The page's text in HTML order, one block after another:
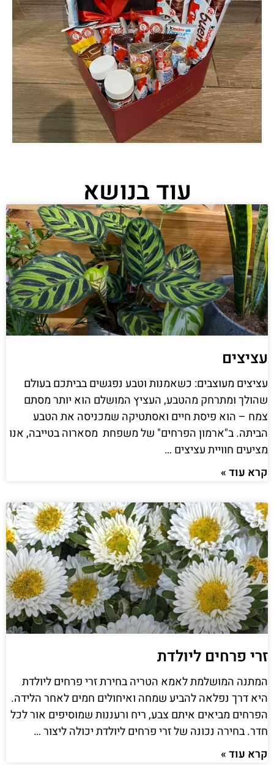
עוד בנושא
עציצים
עציצים מעוצבים: כשאמנות וטבע נפגשים בביתכם בעולם
שהולך ומתרחק מהטבע, העציץ המושלם הוא יותר מסתם
צמח – הוא פיסת חיים ואסתטיקה שמכניסה את הטבע
הביתה. ב"ארמון הפרחים" של משפחת מסארוה בטייבה, אנו
מציעים חוויית עציצים …
קרא עוד »
זרי פרחים ליולדת
המתנה המושלמת לאמא הטריה בחירת זרי פרחים ליולדת
היא דרך נפלאה להביע שמחה ואיחולים חמים לאחר הלידה.
הפרחים מביאים איתם צבע, ריח ורעננות שמוסיפים אור לכל
חדר. בחירה נכונה של זרי פרחים ליולדת יכולה ליצור …
קרא עוד »